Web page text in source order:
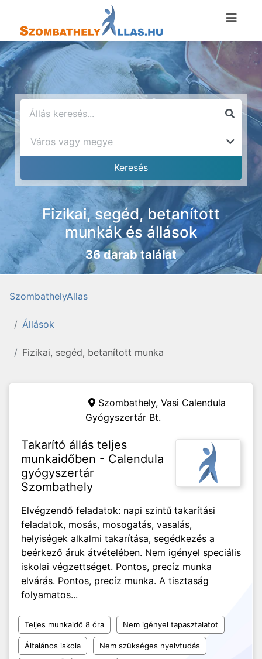
Fizikai, segéd, betanított
munkák és állások
36 darab találat
SzombathelyAllas
Állások
Fizikai, segéd, betanított munka
Szombathely, Vasi Calendula
Gyógyszertár Bt.
Takarító állás teljes
munkaidőben - Calendula
gyógyszertár
Szombathely
Elvégzendő feladatok: napi szintű takarítási
feladatok, mosás, mosogatás, vasalás,
helyiségek alkalmi takarítása, segédkezés a
beérkező áruk átvételében. Nem igényel speciális
iskolai végzettséget. Pontos, precíz munka
elvárás. Pontos, precíz munka. A tisztaság
folyamatos...
Teljes munkaidő 8 óra Nem igényel tapasztalatot
Általános iskola Nem szükséges nyelvtudás